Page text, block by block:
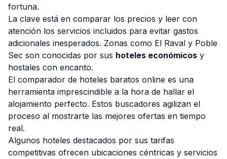
fortuna.
La clave está en comparar los precios y leer con
atención los servicios incluidos para evitar gastos
adicionales inesperados. Zonas como El Raval y Poble
Sec son conocidas por sus hoteles económicos y
hostales con encanto.
El comparador de hoteles baratos online es una
herramienta imprescindible a la hora de hallar el
alojamiento perfecto. Estos buscadores agilizan el
proceso al mostrarte las mejores ofertas en tiempo
real.
Algunos hoteles destacados por sus tarifas
competitivas ofrecen ubicaciones céntricas y servicios